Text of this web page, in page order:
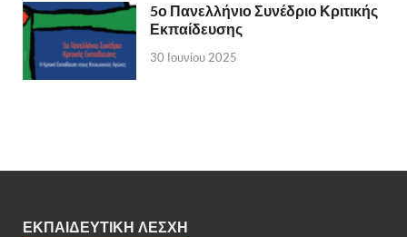
5ο Πανελλήνιο Συνέδριο Κριτικής
Εκπαίδευσης
30 Ιουνίου 2025
ΕΚΠΑΙΔΕΥΤΙΚΗ ΛΕΣΧΗ